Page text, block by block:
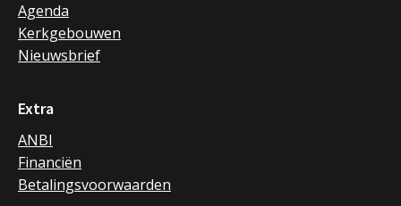
Agenda
Kerkgebouwen
Nieuwsbrief
Extra
ANBI
Financiën
Betalingsvoorwaarden